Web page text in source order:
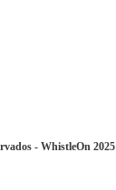
- WhistleOn 2025